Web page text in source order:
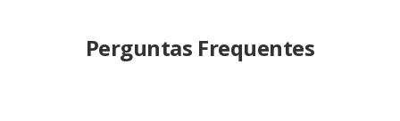
Perguntas Frequentes